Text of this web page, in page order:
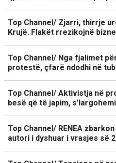
Top Channel/ Zjarri, thirrje
Krujë. Flakët rrezikojnë
Top Channel/ Nga fjalimet
protestë, çfarë ndodhi në
Top Channel/ Aktivistja në
besë që të japim,
Top Channel/ RENEA
autori i dyshuar i vrasjes së